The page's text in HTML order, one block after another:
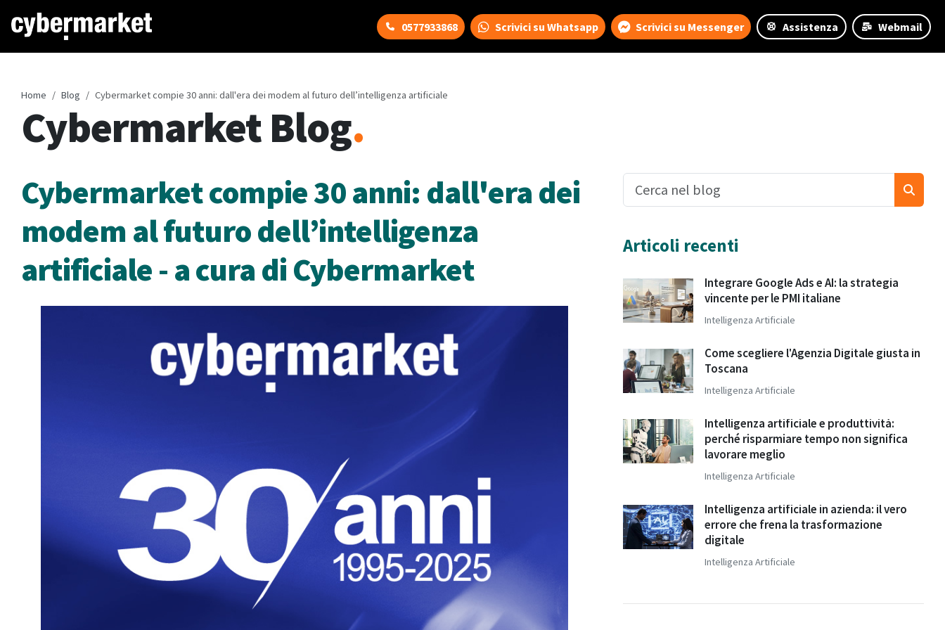
0577933868 Scrivici su Whatsapp Scrivici su Messenger Assistenza Webmail
Home Blog Cybermarket compie 30 anni: dall'era dei modem al futuro dell’intelligenza artificiale
Cybermarket Blog.
Cybermarket compie 30 anni: dall'era dei
modem al futuro dell’intelligenza
artificiale - a cura di Cybermarket
Articoli recenti
Integrare Google Ads e AI: la strategia
vincente per le PMI italiane
Intelligenza Artificiale
Come scegliere l'Agenzia Digitale giusta in
Toscana
Intelligenza Artificiale
Intelligenza artificiale e produttività:
perché risparmiare tempo non significa
lavorare meglio
Intelligenza Artificiale
Intelligenza artificiale in azienda: il vero
errore che frena la trasformazione
digitale
Intelligenza Artificiale